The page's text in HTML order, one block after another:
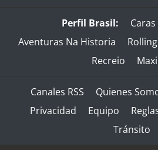
Perfil Brasil: Caras
Aventuras Na Historia
Recreio
Canales RSS Quienes
Privacidad
Equipo
Tránsito